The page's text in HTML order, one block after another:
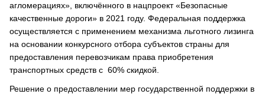
агломерациях», включённого в нацпроект «Безопасные
качественные дороги» в 2021 году. Федеральная поддержка
осуществляется с применением механизма льготного лизинга
на основании конкурсного отбора субъектов страны для
предоставления перевозчикам права приобретения
транспортных средств с 60% скидкой.
Решение о предоставлении мер государственной поддержки в